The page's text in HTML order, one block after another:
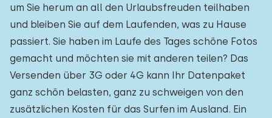
um Sie herum an all den Urlaubsfreuden teilhaben
und bleiben Sie auf dem Laufenden, was zu Hause
passiert. Sie haben im Laufe des Tages schöne Fotos
gemacht und möchten sie mit anderen teilen? Das
Versenden über 3G oder 4G kann Ihr Datenpaket
ganz schön belasten, ganz zu schweigen von den
zusätzlichen Kosten für das Surfen im Ausland. Ein